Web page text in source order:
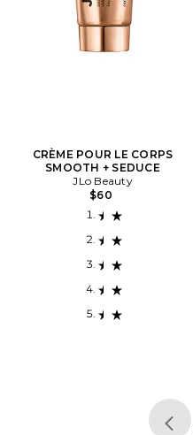
CRÈME POUR LE CORPS
SMOOTH + SEDUCE
JLo Beauty
$60